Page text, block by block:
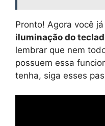
Pronto! Agora você
iluminação do
lembrar que nem
possuem essa
tenha, siga esses